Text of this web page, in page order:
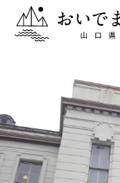
おいでませ山口へ